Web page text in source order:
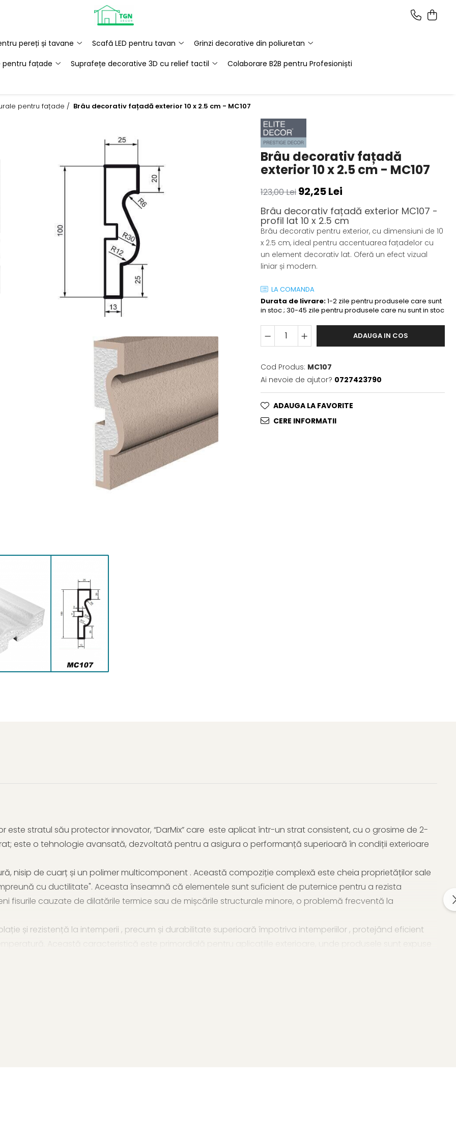
pereți și tavane Scafă LED pentru tavan
Grinzi decorative din poliuretan
pentru fațade
Suprafețe decorative 3D cu relief tactil
Colaborare B2B pentru Profesioniști
pentru fațade / Brâu decorativ fațadă exterior 10 x 2.5 cm - MC107
Brâu decorativ fațadă
exterior 10 x 2.5 cm - MC107
123,00 Lei 92,25 Lei
Brâu decorativ fațadă exterior MC107 -
profil lat 10 x 2.5 cm
Brâu decorativ pentru exterior, cu dimensiuni de 10
x 2.5 cm, ideal pentru accentuarea fațadelor cu
un element decorativ lat. Oferă un efect vizual
liniar și modern.
LA COMANDA
Durata de livrare:1-2 zile pentru produsele care sunt
in stoc ; 30-45 zile pentru produsele care nu sunt in stoc
ADAUGA IN COS
Cod Produs: MC107
Ai nevoie de ajutor? 0727423790
ADAUGA LA FAVORITE
CERE INFORMATII
este stratul său protector innovator, “DarMix” care este aplicat într-un strat consistent, cu o grosime de 2-
este o tehnologie avansată, dezvoltată pentru a asigura o performanță superioară în condiții exterioare
nisip de cuarț și un polimer multicomponent . Această compoziție complexă este cheia proprietăților sale
cu ductilitate". Aceasta înseamnă că elementele sunt suficient de puternice pentru a rezista
fisurile cauzate de dilatările termice sau de mișcările structurale minore, o problemă frecventă la
și rezistență la intemperii , precum și durabilitate superioară împotriva intemperiilor , protejând eficient
Această caracteristică este primordială pentru aplicațiile exterioare, unde produsele sunt expuse
curat" , aliniindu-se valorilor contemporane de sustenabilitate și oferind o opțiune responsabilă pentru